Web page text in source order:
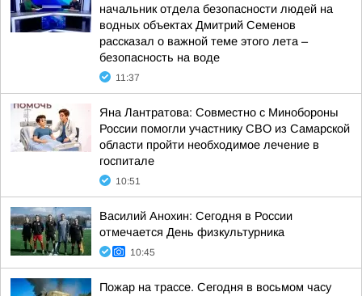
начальник отдела безопасности людей на
водных объектах Дмитрий Семенов
рассказал о важной теме этого лета –
безопасность на воде
11:37
Яна Лантратова: Совместно с Минобороны
России помогли участнику СВО из Самарской
области пройти необходимое лечение в
госпитале
10:51
Василий Анохин: Сегодня в России
отмечается День физкультурника
10:45
Пожар на трассе. Сегодня в восьмом часу